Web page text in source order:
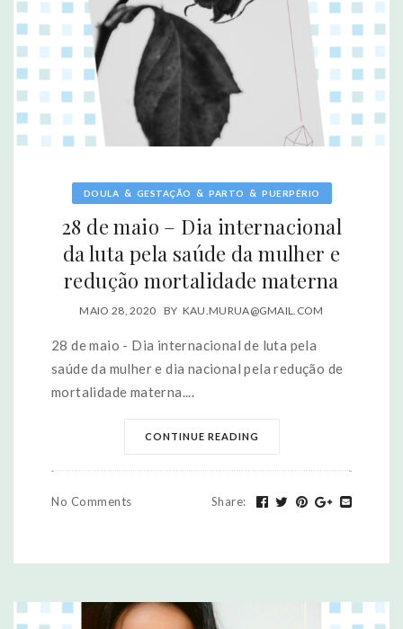
DOULA & GESTAÇÃO & PARTO & PUERPÉRIO
28 de maio – Dia internacional
da luta pela saúde da mulher e
redução mortalidade materna
MAIO 28, 2020 BY KAU.MURUA@GMAIL.COM
28 de maio - Dia internacional de luta pela
saúde da mulher e dia nacional pela redução de
mortalidade materna....
CONTINUE READING
No Comments Share: